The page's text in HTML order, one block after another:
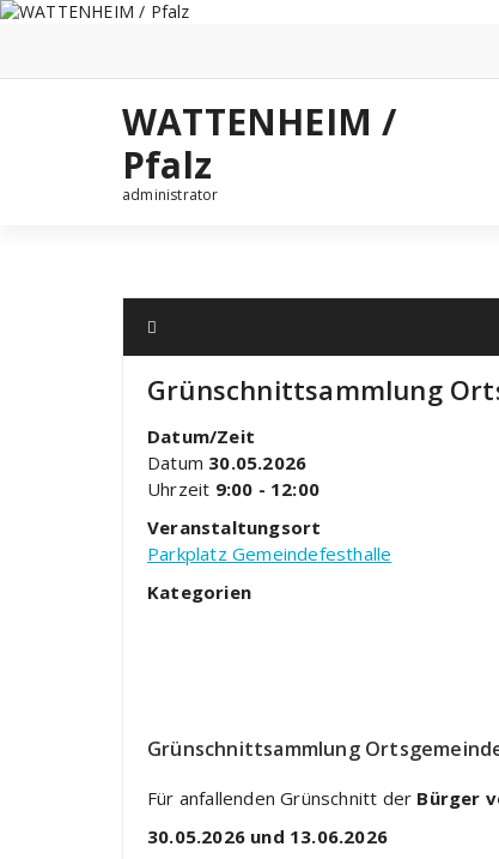
Zum
WATTENHEIM /
Pfalz
administrator
Grünschnittsammlung
Datum/Zeit
Datum 30.05.2026
Uhrzeit 9:00 - 12:00
Veranstaltungsort
Parkplatz Gemeindefesthalle
Kategorien
Grünschnittsammlung
Für anfallenden Grünschnitt der Bürger
30.05.2026 und 13.06.2026